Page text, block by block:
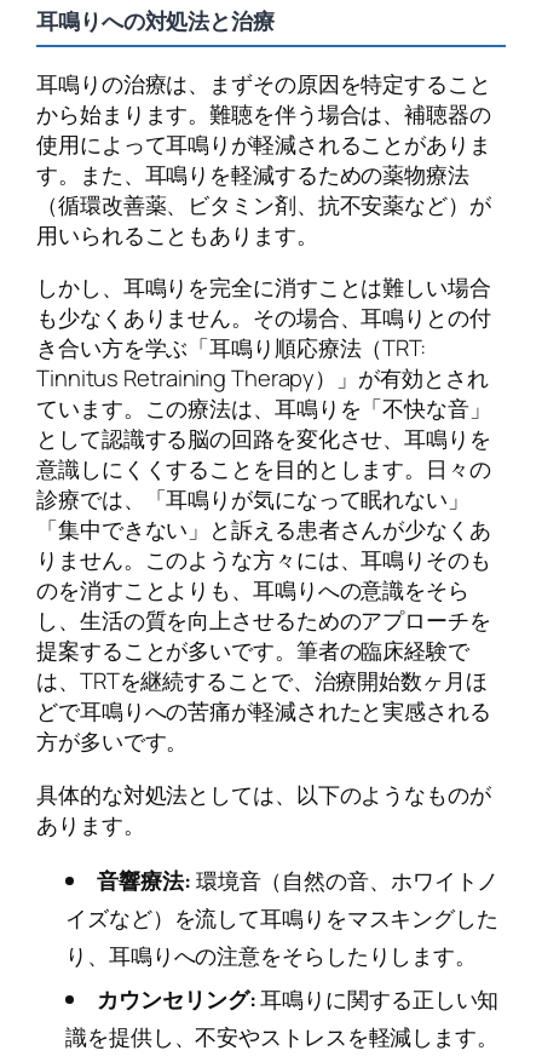
耳鳴りへの対処法と治療
耳鳴りの治療は、まずその原因を特定すること
から始まります。難聴を伴う場合は、補聴器の
使用によって耳鳴りが軽減されることがありま
す。また、耳鳴りを軽減するための薬物療法
（循環改善薬、ビタミン剤、抗不安薬など）が
用いられることもあります。
しかし、耳鳴りを完全に消すことは難しい場合
も少なくありません。その場合、耳鳴りとの付
き合い方を学ぶ「耳鳴り順応療法（TRT:
Tinnitus Retraining Therapy）」が有効とされ
ています。この療法は、耳鳴りを「不快な音」
として認識する脳の回路を変化させ、耳鳴りを
意識しにくくすることを目的とします。日々の
診療では、「耳鳴りが気になって眠れない」
「集中できない」と訴える患者さんが少なくあ
りません。このような方々には、耳鳴りそのも
のを消すことよりも、耳鳴りへの意識をそら
し、生活の質を向上させるためのアプローチを
提案することが多いです。筆者の臨床経験で
は、TRTを継続することで、治療開始数ヶ月ほ
どで耳鳴りへの苦痛が軽減されたと実感される
方が多いです。
具体的な対処法としては、以下のようなものが
あります。
音響療法:環境音（自然の音、ホワイトノ
イズなど）を流して耳鳴りをマスキングした
り、耳鳴りへの注意をそらしたりします。
カウンセリング:耳鳴りに関する正しい知
識を提供し、不安やストレスを軽減します。